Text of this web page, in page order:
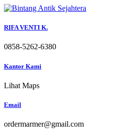
Skip
content
RIFA VENTI K.
0858-5262-6380
Kantor Kami
Lihat Maps
Email
ordermarmer@gmail.com